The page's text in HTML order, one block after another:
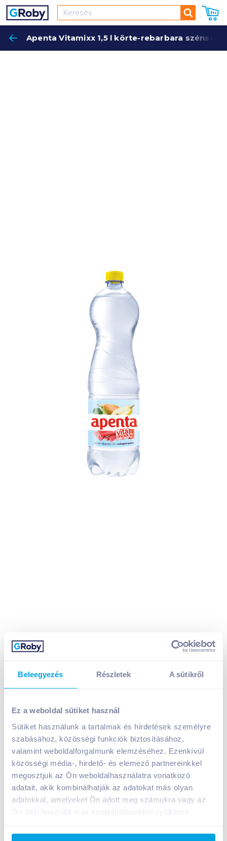
Beleegyezés Részletek A sütikről
Ez a weboldal sütiket használ
Sütiket használunk a tartalmak és hirdetések személyre
szabásához, közösségi funkciók biztosításához,
valamint weboldalforgalmunk elemzéséhez. Ezenkívül
közösségi média-, hirdető- és elemező partnereinkkel
megosztjuk az Ön weboldalhasználatra vonatkozó
adatait, akik kombinálhatják az adatokat más olyan
adatokkal, amelyeket Ön adott meg számukra vagy az
Ön által használt más szolgáltatásokból gyűjtöttek.
Keresés
Apenta Vitamixx 1,5 l körte-rebarbara
üdítőital
399Ft /db
Egységár: 266Ft /liter
Nettó eladási ár: 314Ft /db(27% áfa)
KosárbaKosárba